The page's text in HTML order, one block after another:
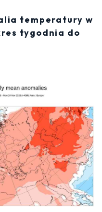
temperatury w
tygodnia do